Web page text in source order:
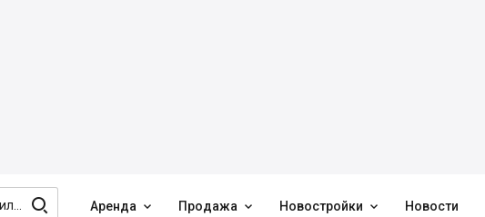
 Аренда  Продажа  Новостройки  Новости